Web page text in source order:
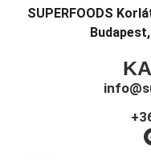
SUPERFOODS